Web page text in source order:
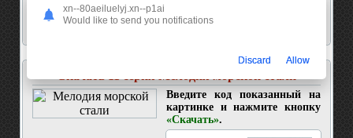
Введите код показанный на
картинке и нажмите кнопку
«Скачать».
xn--80aeiluelyj.xn--p1ai
Would like to send you notifications
Discard Allow